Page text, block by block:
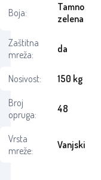
Boja:
Tamno
zelena
Zaštitna
mreža:
da
Nosivost:
150 kg
Broj
opruga:
48
Vrsta
mreže:
Vanjski